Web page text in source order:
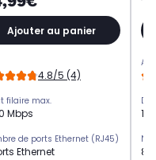
Ajouter au panier
4.8/5 (4)
filaire max.
Mbps
de ports Ethernet (RJ45)
Ethernet 8